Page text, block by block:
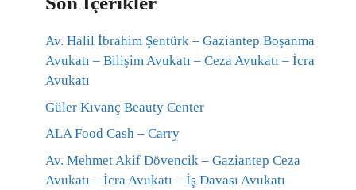
Av. Halil İbrahim Şentürk – Gaziantep Boşanma
Avukatı – Bilişim Avukatı – Ceza Avukatı – İcra
Avukatı
Güler Kıvanç Beauty Center
ALA Food Cash – Carry
Av. Mehmet Akif Dövencik – Gaziantep Ceza
Avukatı – İcra Avukatı – İş Davası Avukatı